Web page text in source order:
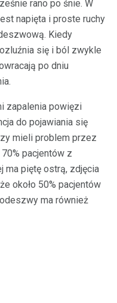
rano po śnie. W
napięta i proste ruchy
Kiedy
się i ból zwykle
po dniu
zapalenia powięzi
do pojawiania się
mieli problem przez
pacjentów z
ma piętę ostrą, zdjęcia
około 50% pacjentów
ma również